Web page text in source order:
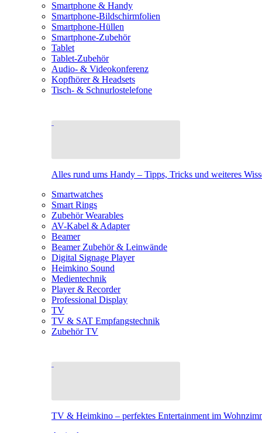
Smartphone & Handy
Smartphone-Bildschirmfolien
Smartphone-Hüllen
Smartphone-Zubehör
Tablet
Tablet-Zubehör
Audio- & Videokonferenz
Kopfhörer & Headsets
Tisch- & Schnurlostelefone
Alles rund ums Handy – Tipps, Tricks und weiteres
Smartwatches
Smart Rings
Zubehör Wearables
AV-Kabel & Adapter
Beamer
Beamer Zubehör & Leinwände
Digital Signage Player
Heimkino Sound
Medientechnik
Player & Recorder
Professional Display
TV
TV & SAT Empfangstechnik
Zubehör TV
TV & Heimkino – perfektes Entertainment im